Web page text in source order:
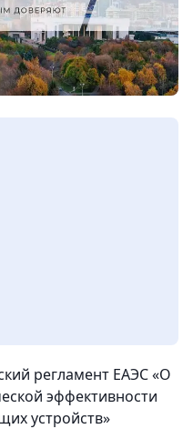
регламент ЕАЭС «О
эффективности
устройств»